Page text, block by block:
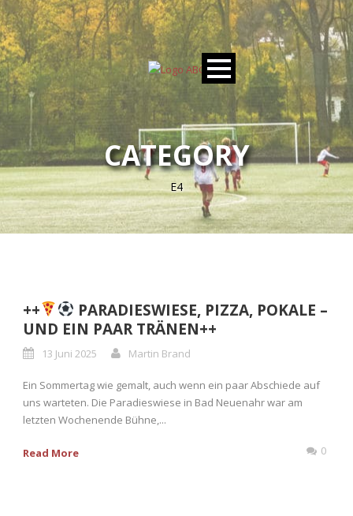
CATEGORY
E4
++
PARADIESWIESE, PIZZA, POKALE –
UND EIN PAAR TRÄNEN++
13 Juni 2025 Martin Brand
Ein Sommertag wie gemalt, auch wenn ein paar Abschiede auf
uns warteten. Die Paradieswiese in Bad Neuenahr war am
letzten Wochenende Bühne,...
Read More 0